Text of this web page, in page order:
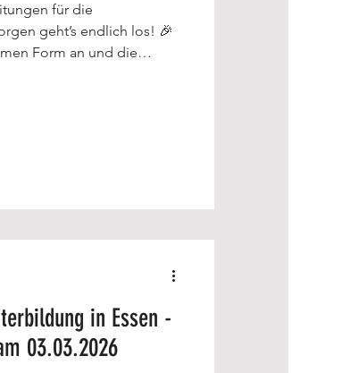
für die
geht’s endlich los! 🎉
Form an und die
in Essen -
03.03.2026